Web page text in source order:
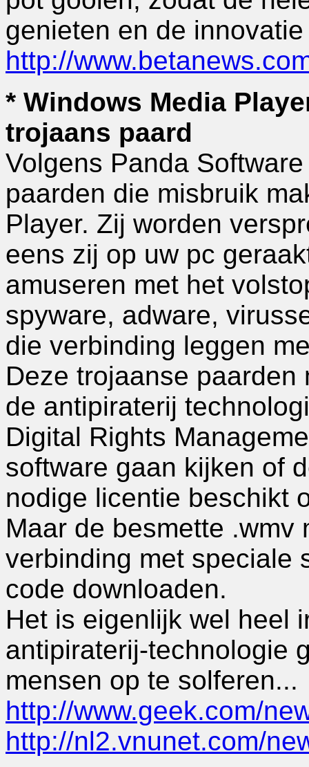
genieten en de
http://
* Windows Media
trojaans paard
Volgens Panda
paarden die misbruik
Player. Zij worden
eens zij op uw pc
amuseren met het
spyware, adware,
die verbinding leggen
Deze trojaanse
de antipiraterij
Digital Rights
software gaan kijken of
nodige licentie beschikt
Maar de besmette
verbinding met speciale
code downloaden.
Het is eigenlijk wel heel
antipiraterij-technologie
mensen op te solferen...
http://www.geek.com/
http://nl2.vnunet.com/